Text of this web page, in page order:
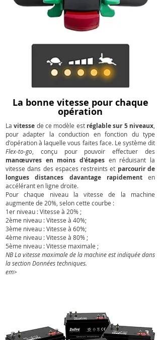
Lavitesse de ce modèle est réglable sur 5 niveaux,
pour adapter la conduction en fonction du type
d'opération à laquelle vous faites face. Le système dit
Flex-to-go, conçu pour pouvoir effectuer des
manœuvres en moins d'étapes en réduisant la
vitesse dans des espaces restreints et parcourir de
longues distances davantage rapidementen
accélérant en ligne droite.
Pour chaque niveau la vitesse de la machine
augmente de 20%, selon cette courbe :
1er niveau : Vitesse ​​à 20% ;
2ème niveau : Vitesse à 40%;
3ème niveau : Vitesse à 60%;
4ème niveau : Vitesse ​​à 80% ;
5ème niveau : Vitesse maximale ;
NB La vitesse maximale de la machine est indiquée dans
la section Données techniques.
em>
La bonne vitesse pour chaque
opération